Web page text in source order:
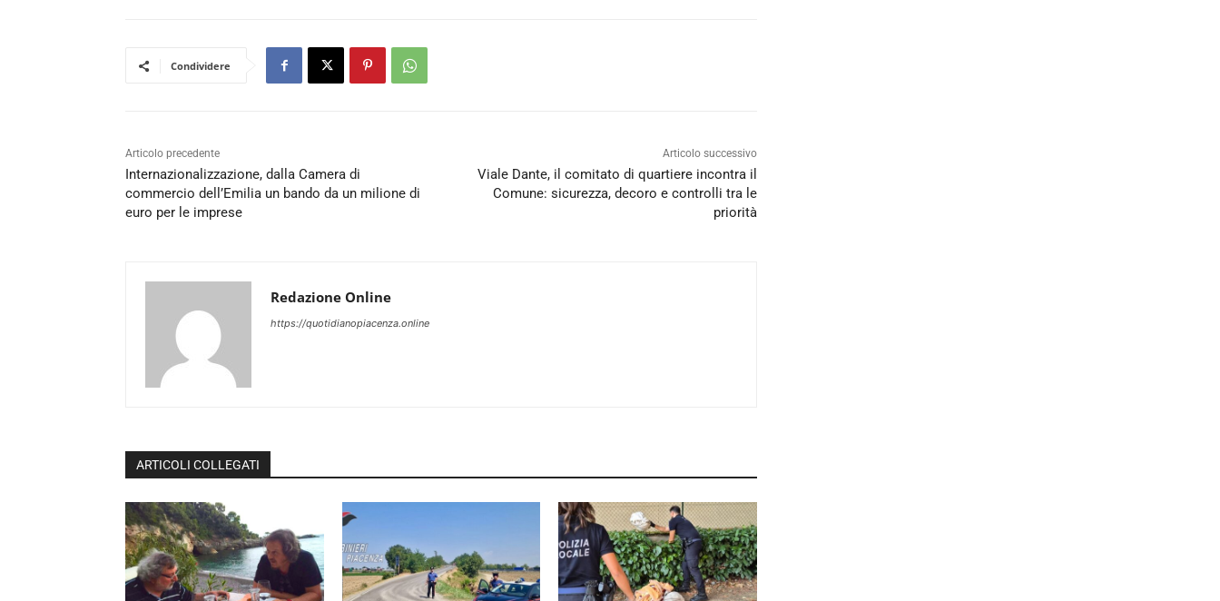
Condividere
Articolo precedente
Internazionalizzazione, dalla Camera di
commercio dell’Emilia un bando da un milione di
euro per le imprese
Articolo successivo
Viale Dante, il comitato di quartiere incontra il
Comune: sicurezza, decoro e controlli tra le
priorità
Redazione Online
https://quotidianopiacenza.online
ARTICOLI COLLEGATI